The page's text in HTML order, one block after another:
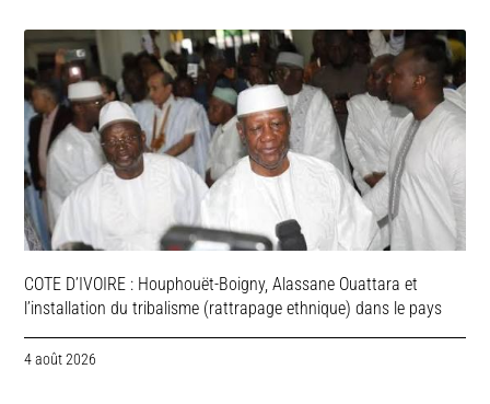
COTE D’IVOIRE : Houphouët-Boigny, Alassane Ouattara et
l’installation du tribalisme (rattrapage ethnique) dans le pays
4 août 2026